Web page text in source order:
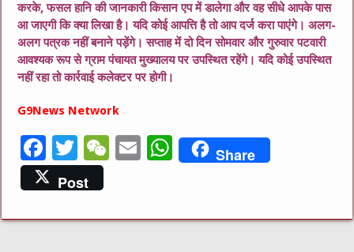
करके, फसल हानि की जानकारी किसान एप में डालेगा और वह सीधे आपके पास
आ जाएगी कि क्या लिखा है। यदि कोई आपत्ति है तो आप दर्ज करा पाएंगे। अलग-
अलग पत्रक नहीं बनाने पड़ेंगे। सप्ताह में दो दिन सोमवार और गुरुवार पटवारी
आवश्यक रूप से ग्राम पंचायत मुख्यालय पर उपस्थित रहेंगे। यदि कोई उपस्थित
नहीं रहा तो कार्रवाई कलेक्टर पर होगी।
G9News Network
F
a
c
e
T
w
it
te
W
h
E
l
W
s
Share
Post